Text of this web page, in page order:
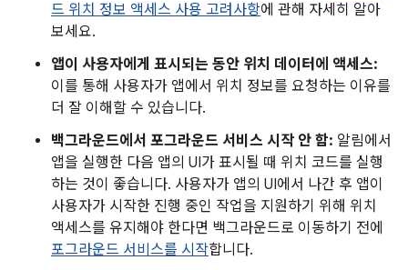
드 위치 정보 액세스 사용 고려사항에 관해 자세히 알아
보세요.
앱이 사용자에게 표시되는 동안 위치 데이터에 액세스:
이를 통해 사용자가 앱에서 위치 정보를 요청하는 이유를
더 잘 이해할 수 있습니다.
백그라운드에서 포그라운드 서비스 시작 안 함: 알림에서
앱을 실행한 다음 앱의 UI가 표시될 때 위치 코드를 실행
하는 것이 좋습니다. 사용자가 앱의 UI에서 나간 후 앱이
사용자가 시작한 진행 중인 작업을 지원하기 위해 위치
액세스를 유지해야 한다면 백그라운드로 이동하기 전에
포그라운드 서비스를 시작합니다.